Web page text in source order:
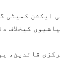
ایکشن کمیٹی
کیخلاف
قائدین،